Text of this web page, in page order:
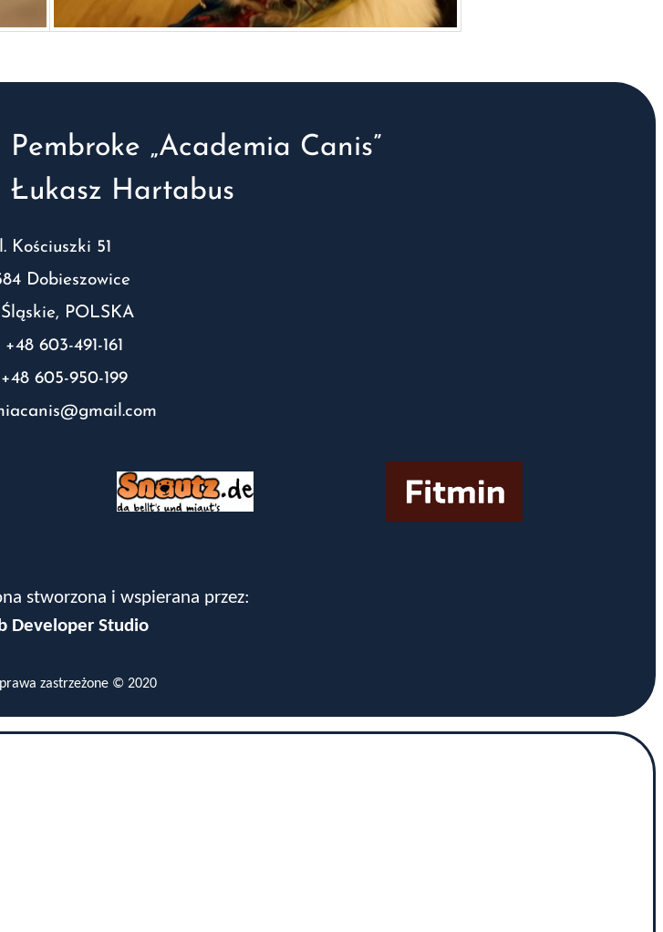
„Academia Canis”
Łukasz Hartabus
Kościuszki 51
Dobieszowice
POLSKA
603-491-161
605-950-199
stworzona i wspierana przez:
Developer Studio
zastrzeżone © 2020